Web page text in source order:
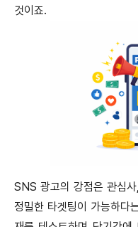
것이죠.
SNS 광고의 강점은 관심
정밀한 타겟팅이 가능하다